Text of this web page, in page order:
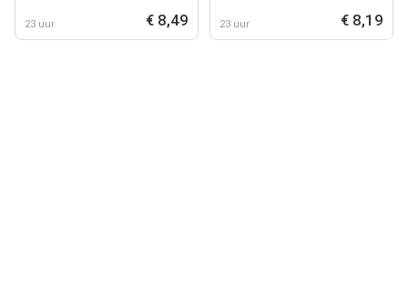
23 uur € 8,49 23 uur € 8,19